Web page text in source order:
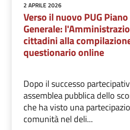
2 APRILE 2026
Verso il nuovo PUG
Generale:
cittadini alla
questionario online
Dopo il successo
assemblea pubblica dello
che ha visto una
comunità nel deli...